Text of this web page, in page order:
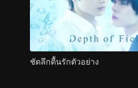
ชัดลึกตื้นรักตัวอย่าง